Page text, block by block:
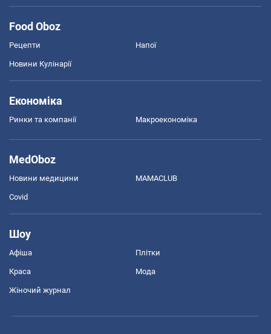
Food Oboz
Рецепти Напої
Новини Кулінарії
Економіка
Ринки та компанії Макроекономіка
MedOboz
Новини медицини MAMACLUB
Covid
Шоу
Афіша Плітки
Краса Мода
Жіночий журнал